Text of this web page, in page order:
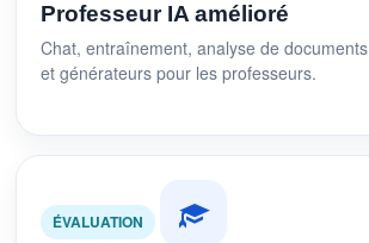
Professeur IA amélioré
Chat, entraînement, analyse de documents
et générateurs pour les professeurs.
ÉVALUATION